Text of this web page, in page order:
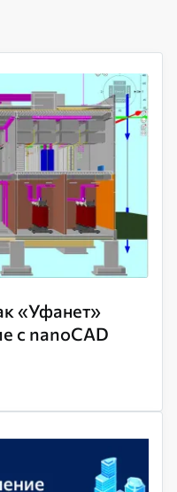
«Уфанет»
с nanoCAD